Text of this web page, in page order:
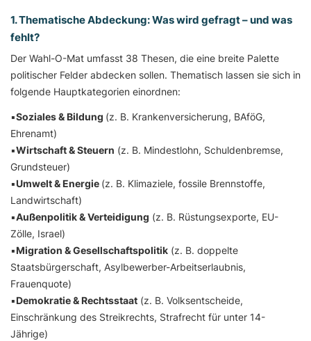
1. Thematische Abdeckung: Was wird gefragt – und was
fehlt?
Der Wahl-O-Mat umfasst 38 Thesen, die eine breite Palette
politischer Felder abdecken sollen. Thematisch lassen sie sich in
folgende Hauptkategorien einordnen:
▪️Soziales & Bildung (z. B. Krankenversicherung, BAföG,
Ehrenamt)
▪️Wirtschaft & Steuern (z. B. Mindestlohn, Schuldenbremse,
Grundsteuer)
▪️Umwelt & Energie (z. B. Klimaziele, fossile Brennstoffe,
Landwirtschaft)
▪️Außenpolitik & Verteidigung (z. B. Rüstungsexporte, EU-
Zölle, Israel)
▪️Migration & Gesellschaftspolitik (z. B. doppelte
Staatsbürgerschaft, Asylbewerber-Arbeitserlaubnis,
Frauenquote)
▪️Demokratie & Rechtsstaat (z. B. Volksentscheide,
Einschränkung des Streikrechts, Strafrecht für unter 14-
Jährige)